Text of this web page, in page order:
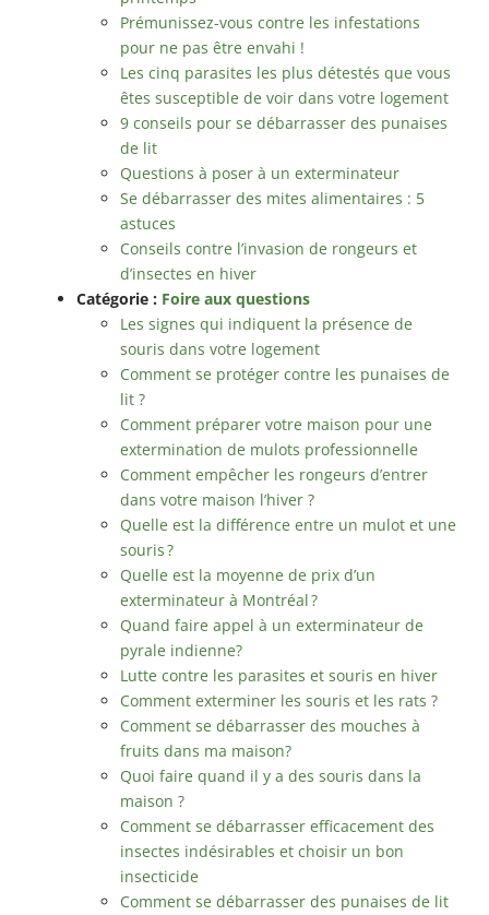
Prémunissez-vous contre les infestations
pour ne pas être envahi !
Les cinq parasites les plus détestés que vous
êtes susceptible de voir dans votre logement
9 conseils pour se débarrasser des punaises
de lit
Questions à poser à un exterminateur
Se débarrasser des mites alimentaires : 5
astuces
Conseils contre l’invasion de rongeurs et
d’insectes en hiver
Catégorie : Foire aux questions
Les signes qui indiquent la présence de
souris dans votre logement
Comment se protéger contre les punaises de
lit ?
Comment préparer votre maison pour une
extermination de mulots professionnelle
Comment empêcher les rongeurs d’entrer
dans votre maison l’hiver ?
Quelle est la différence entre un mulot et une
souris ?
Quelle est la moyenne de prix d’un
exterminateur à Montréal ?
Quand faire appel à un exterminateur de
pyrale indienne?
Lutte contre les parasites et souris en hiver
Comment exterminer les souris et les rats ?
Comment se débarrasser des mouches à
fruits dans ma maison?
Quoi faire quand il y a des souris dans la
maison ?
Comment se débarrasser efficacement des
insectes indésirables et choisir un bon
insecticide
Comment se débarrasser des punaises de lit